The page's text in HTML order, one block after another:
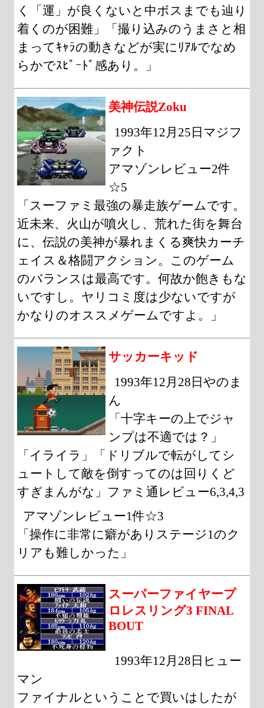
く「運」が良くないと中ボスまでも辿り
着くのが困難」「撮り込みのうまさと相
まってｷｬﾗの動きなどが実にﾘｱﾙでなめ
らかでｽﾋﾟｰﾄﾞ感あり。」
美神伝説Zoku
1993年12月25日マジフ
ァクト
アマゾンレビュー2件
☆5
「スーファミ最強の暴走族ゲームです。
近未来、火山が噴火し、荒れた街を舞台
に、伝説の美神が暴れまくる爽快カーチ
ェイス＆格闘アクション。このゲーム
のバランスは最高です。何故か飽きもな
いですし。ヤリコミ度は少ないですが
かなりのオススメゲームですよ。」
サッカーキッド
1993年12月28日やのま
ん
「十字キーの上でジャ
ンプは不適では？」
「イライラ」「ドリブルで転がしてシ
ュートして敵を倒すってのは回りくど
すぎまんがな」ファミ通レビュー6,3,4,3
アマゾンレビュー1件☆3
「操作に非常に癖がありステージ1のク
リアも難しかった」
スーパーファイヤープ
ロレスリング3 FINAL
BOUT
1993年12月28日ヒュー
マン
ファイナルということで買いはしたが